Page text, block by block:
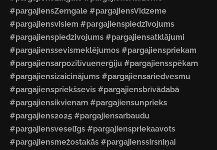
#pargajiensZemgale #pargajiensVidzeme
#pargajiensvisiem #pargajienspiedzīvojums
#pargajienspiedzivojums #pargajiensatklājumi
#pargajienssevismeklējumos #pargajienspriekam
#pargajiensarpozitīvuenerģiju #pargajiensspēkam
#pargajiensizaicinājums #pargajiensariedvesmu
#pargajienspriekšsevis #pargajiensbrīvādabā
#pargajiensikvienam #pargajiensunprieks
#pargajiens2025 #pargajiensarbaudu
#pargajiensveselīgs #pargajienspriekaavots
#pargajiensmežostakās #pargajienssirsniņai